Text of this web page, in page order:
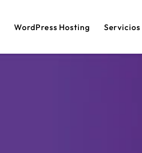
WordPress Hosting Servicios